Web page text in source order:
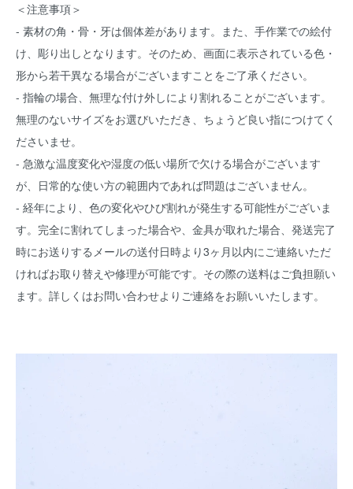
＜注意事項＞
- 素材の角・骨・牙は個体差があります。また、手作業での絵付
け、彫り出しとなります。そのため、画面に表示されている色・
形から若干異なる場合がございますことをご了承ください。
- 指輪の場合、無理な付け外しにより割れることがございます。
無理のないサイズをお選びいただき、ちょうど良い指につけてく
ださいませ。
- 急激な温度変化や湿度の低い場所で欠ける場合がございます
が、日常的な使い方の範囲内であれば問題はございません。
- 経年により、色の変化やひび割れが発生する可能性がございま
す。完全に割れてしまった場合や、金具が取れた場合、発送完了
時にお送りするメールの送付日時より3ヶ月以内にご連絡いただ
ければお取り替えや修理が可能です。その際の送料はご負担願い
ます。詳しくはお問い合わせよりご連絡をお願いいたします。